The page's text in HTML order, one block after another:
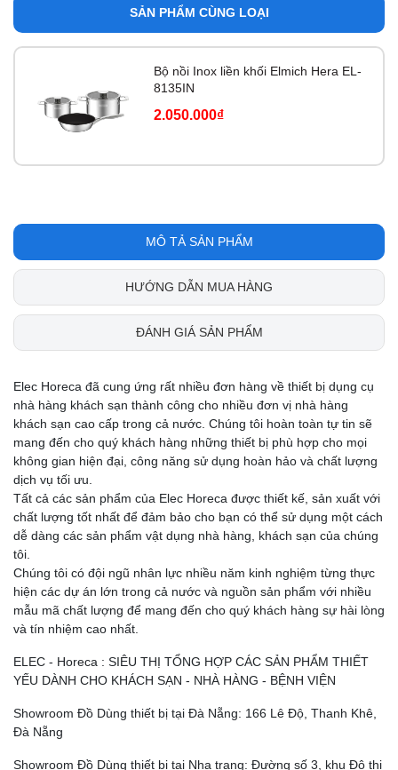
SẢN PHẨM CÙNG LOẠI
Bộ nồi Inox liền khối Elmich Hera EL-
8135IN
2.050.000₫
MÔ TẢ SẢN PHẨM
HƯỚNG DẪN MUA HÀNG
ĐÁNH GIÁ SẢN PHẨM
Elec Horeca đã cung ứng rất nhiều đơn hàng về thiết bị dụng cụ
nhà hàng khách sạn thành công cho nhiều đơn vị nhà hàng
khách sạn cao cấp trong cả nước. Chúng tôi hoàn toàn tự tin sẽ
mang đến cho quý khách hàng những thiết bị phù hợp cho mọi
không gian hiện đại, công năng sử dụng hoàn hảo và chất lượng
dịch vụ tối ưu.
Tất cả các sản phẩm của Elec Horeca được thiết kế, sản xuất với
chất lượng tốt nhất để đảm bảo cho bạn có thể sử dụng một cách
dễ dàng các sản phẩm vật dụng nhà hàng, khách sạn của chúng
tôi.
Chúng tôi có đội ngũ nhân lực nhiều năm kinh nghiệm từng thực
hiện các dự án lớn trong cả nước và nguồn sản phẩm với nhiều
mẫu mã chất lượng để mang đến cho quý khách hàng sự hài lòng
và tín nhiệm cao nhất.
ELEC - Horeca : SIÊU THỊ TỔNG HỢP CÁC SẢN PHẨM THIẾT
YẾU DÀNH CHO KHÁCH SẠN - NHÀ HÀNG - BỆNH VIỆN
Showroom Đồ Dùng thiết bị tại Đà Nẵng: 166 Lê Độ, Thanh Khê,
Đà Nẵng
Showroom Đồ Dùng thiết bị tại Nha trang: Đường số 3, khu Đô thị